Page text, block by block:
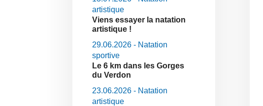
artistique
Viens essayer la natation
artistique !
29.06.2026 - Natation
sportive
Le 6 km dans les Gorges
du Verdon
23.06.2026 - Natation
artistique